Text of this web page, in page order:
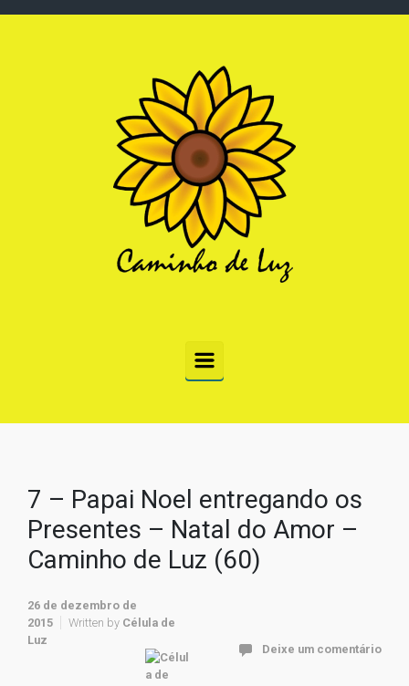
7 – Papai Noel entregando os
Presentes – Natal do Amor –
Caminho de Luz (60)
26 de dezembro de
2015
Written by Célula de
Luz
Deixe um comentário